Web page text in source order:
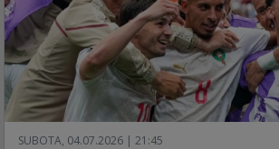
SUBOTA, 04.07.2026 | 21:45